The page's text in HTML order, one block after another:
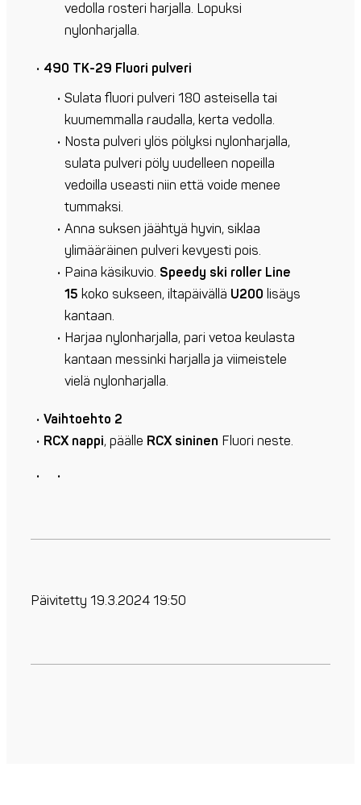
vedolla rosteri harjalla. Lopuksi
nylonharjalla.
490 TK-29 Fluori pulveri
Sulata fluori pulveri 180 asteisella tai
kuumemmalla raudalla, kerta vedolla.
Nosta pulveri ylös pölyksi nylonharjalla,
sulata pulveri pöly uudelleen nopeilla
vedoilla useasti niin että voide menee
tummaksi.
Anna suksen jäähtyä hyvin, siklaa
ylimääräinen pulveri kevyesti pois.
Paina käsikuvio. Speedy ski roller Line
15 koko sukseen, iltapäivällä U200 lisäys
kantaan.
Harjaa nylonharjalla, pari vetoa keulasta
kantaan messinki harjalla ja viimeistele
vielä nylonharjalla.
Vaihtoehto 2
RCX nappi, päälle RCX sininen Fluori neste.
Päivitetty 19.3.2024 19:50